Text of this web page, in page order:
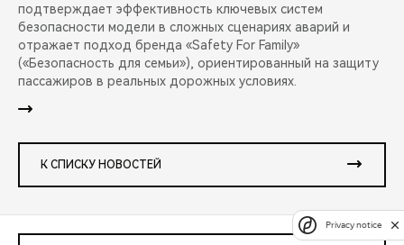
подтверждает эффективность ключевых систем
безопасности модели в сложных сценариях аварий и
отражает подход бренда «Safety For Family»
(«Безопасность для семьи»), ориентированный на защиту
пассажиров в реальных дорожных условиях.
К СПИСКУ НОВОСТЕЙ
Privacy notice